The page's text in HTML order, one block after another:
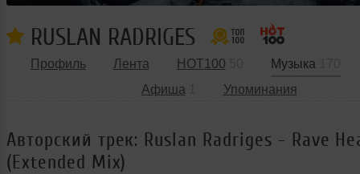
RUSLAN RADRIGES
Профиль Лента HOT100 Музыка
Афиша
Упоминания
Авторский трек: Ruslan Radriges - Rave
(Extended Mix)